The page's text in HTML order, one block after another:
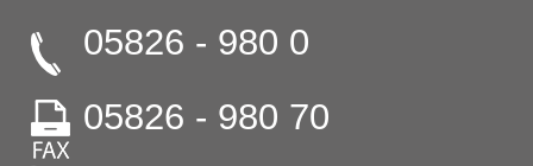
05826 - 980 0
05826 - 980 70